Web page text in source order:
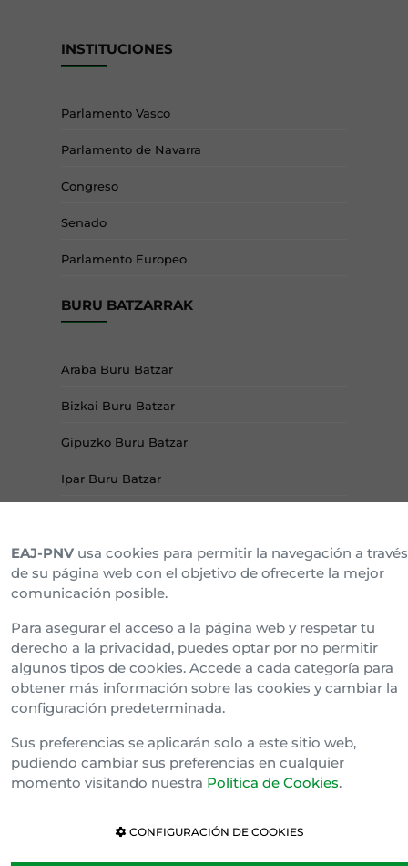
INSTITUCIONES
Parlamento Vasco
Parlamento de Navarra
Congreso
Senado
Parlamento Europeo
BURU BATZARRAK
Araba Buru Batzar
Bizkai Buru Batzar
Gipuzko Buru Batzar
Ipar Buru Batzar
Cláusula de Confidencialidad
Canal Interno de Información
EAJ-PNV usa cookies para permitir la navegación a través
de su página web con el objetivo de ofrecerte la mejor
comunicación posible.
Para asegurar el acceso a la página web y respetar tu
derecho a la privacidad, puedes optar por no permitir
algunos tipos de cookies. Accede a cada categoría para
obtener más información sobre las cookies y cambiar la
configuración predeterminada.
Sus preferencias se aplicarán solo a este sitio web,
pudiendo cambiar sus preferencias en cualquier
momento visitando nuestra Política de Cookies.
CONFIGURACIÓN DE COOKIES